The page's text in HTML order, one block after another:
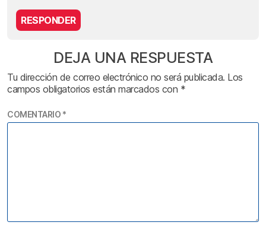
RESPONDER
DEJA UNA RESPUESTA
Tu dirección de correo electrónico no será publicada. Los
campos obligatorios están marcados con *
COMENTARIO *